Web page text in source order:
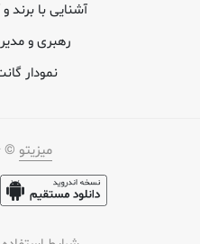
آشنایی با برند
رهبری و
نمودار
میزیتو © ۱۳۹۶-۱۴۰۵